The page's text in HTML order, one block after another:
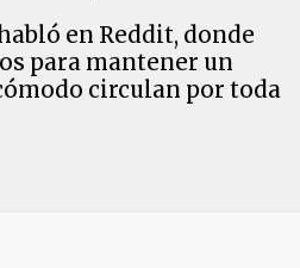
en Reddit, donde
para mantener un
circulan por toda